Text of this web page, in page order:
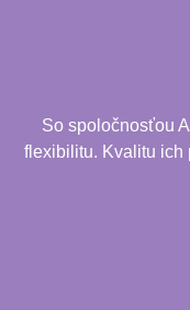
So spoločnosťou
flexibilitu. Kvalitu ich